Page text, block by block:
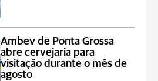
Ambev de Ponta Grossa
abre cervejaria para
visitação durante o mês de
agosto